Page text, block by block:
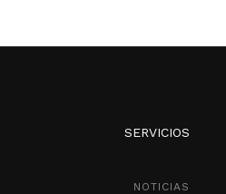
SERVICIOS
NOTICIAS